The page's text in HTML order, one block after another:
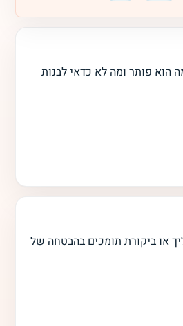
הוא פותר ומה לא כדאי לבנות
או ביקורת תומכים בהבטחה של